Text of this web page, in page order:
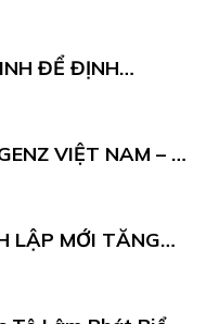
ĐỂ ĐỊNH
VIỆT NAM – 5
LẬP MỚI TĂNG